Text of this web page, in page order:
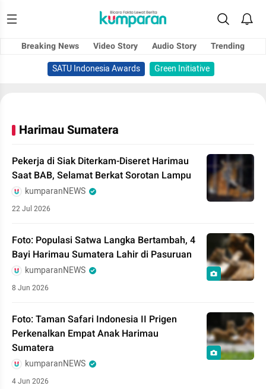
Breaking News Video Story Audio Story
Trending
SATU Indonesia Awards
Green Initiative
Harimau Sumatera
Pekerja di Siak Diterkam-Diseret Harimau
Saat BAB, Selamat Berkat Sorotan Lampu
kumparanNEWS
22 Jul 2026
Foto: Populasi Satwa Langka Bertambah, 4
Bayi Harimau Sumatera Lahir di Pasuruan
kumparanNEWS
8 Jun 2026
Foto: Taman Safari Indonesia II Prigen
Perkenalkan Empat Anak Harimau
Sumatera
kumparanNEWS
4 Jun 2026